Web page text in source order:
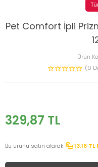
Pet Comfort İpli
Ürün
(0
329,87 TL
Bu ürünü satın alarak
13.16 TL